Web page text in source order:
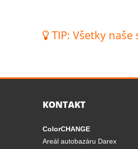
TIP: Všetky
KONTAKT
ColorCHANGE
Areál autobazáru Darex